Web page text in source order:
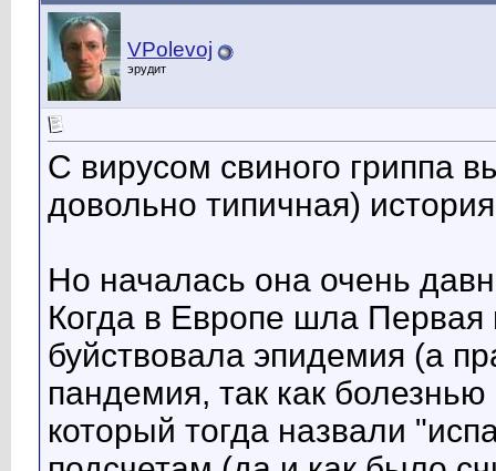
VPolevoj
эрудит
С вирусом свиного гриппа
довольно типичная)
Но началась она очень
Когда в Европе шла
буйствовала эпидемия (а
пандемия, так как
который тогда назвали